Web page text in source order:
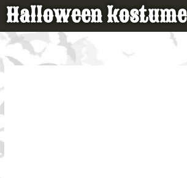
Gå
indholdet
Halloween kostume